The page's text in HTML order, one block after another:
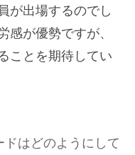
が出場するのでし
感が優勢ですが、
ことを期待してい
はどのようにして